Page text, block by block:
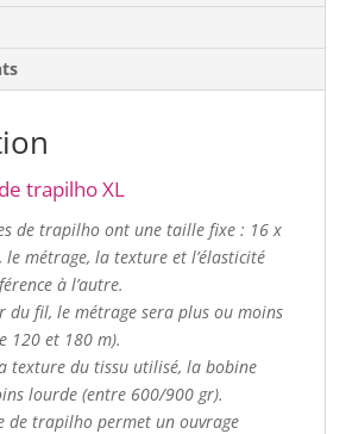
trapilho XL
de trapilho ont une taille fixe : 16 x
le métrage, la texture et l’élasticité
à l’autre.
du fil, le métrage sera plus ou moins
120 et 180 m).
texture du tissu utilisé, la bobine
lourde (entre 600/900 gr).
de trapilho permet un ouvrage